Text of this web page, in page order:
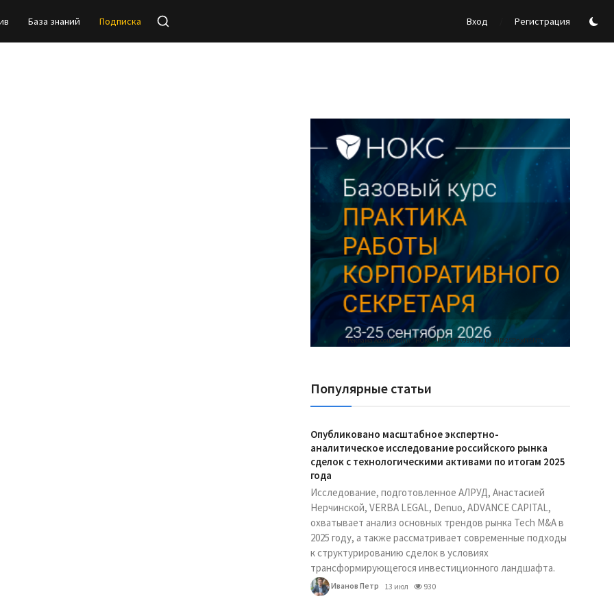
База знаний Подписка Вход Регистрация
Реклама Ассоциации "НОКС", ИНН 7709980401, ERID:2SDnjdY5NTb
Популярные статьи
Опубликовано масштабное экспертно-
аналитическое исследование российского рынка
сделок с технологическими активами по итогам 2025
года
Исследование, подготовленное АЛРУД, Анастасией
Нерчинской, VERBA LEGAL, Denuo, ADVANCE CAPITAL,
охватывает анализ основных трендов рынка Tech M&A в
2025 году, а также рассматривает современные подходы
к структурированию сделок в условиях
трансформирующегося инвестиционного ландшафта.
Иванов Петр 13 июл 930